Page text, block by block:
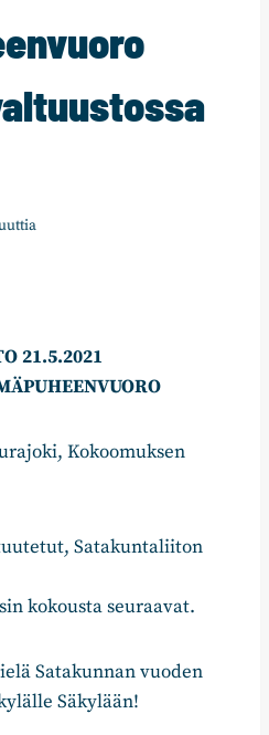
21.5.2021
Kokoomuksen
Satakuntaliiton
kokousta seuraavat.
Satakunnan vuoden
Säkylään!